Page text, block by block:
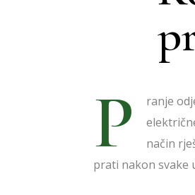
P
ranje
način
prati nakon svake